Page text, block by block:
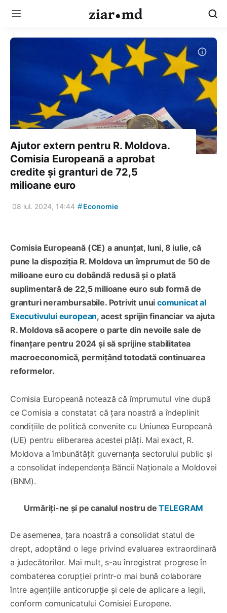
Ajutor extern pentru R. Moldova.
Comisia Europeană a aprobat
credite și granturi de 72,5
milioane euro
08 iul. 2024, 14:44 #Economie
Comisia Europeană (CE) a anunțat, luni, 8 iulie, că
pune la dispoziția R. Moldova un împrumut de 50 de
milioane euro cu dobândă redusă și o plată
suplimentară de 22,5 milioane euro sub formă de
granturi nerambursabile. Potrivit unui comunicat al
Executivului european, acest sprijin financiar va ajuta
R. Moldova să acopere o parte din nevoile sale de
finanțare pentru 2024 și să sprijine stabilitatea
macroeconomică, permițând totodată continuarea
reformelor.
Comisia Europeană notează că împrumutul vine după
ce Comisia a constatat că țara noastră a îndeplinit
condițiile de politică convenite cu Uniunea Europeană
(UE) pentru eliberarea acestei plăți. Mai exact, R.
Moldova a îmbunătățit guvernanța sectorului public și
a consolidat independența Băncii Naționale a Moldovei
(BNM).
Urmăriți-ne și pe canalul nostru de TELEGRAM
De asemenea, țara noastră a consolidat statul de
drept, adoptând o lege privind evaluarea extraordinară
a judecătorilor. Mai mult, s-au înregistrat progrese în
combaterea corupției printr-o mai bună colaborare
între agențiile anticorupție și cele de aplicare a legii,
conform comunicatului Comisiei Europene.